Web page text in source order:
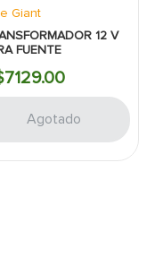
Giant
12 V
FUENTE
7129.00
Agotado